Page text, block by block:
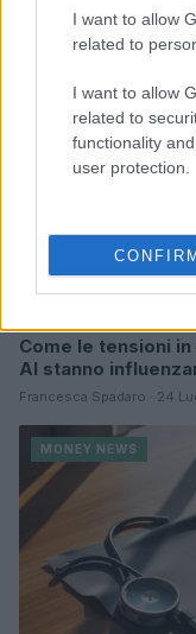
I want to allow
related to
I want to allow
related to
functionality
user protection.
MONEY NEWS
Come le tensioni
AI stanno
Francesca Spadaro · 24
MONEY NEWS